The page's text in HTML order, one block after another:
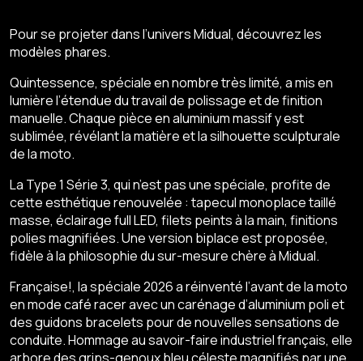
Pour se projeter dans l’univers Midual, découvrez les
modèles phares.
Quintessence, spéciale en nombre très limité, a mis en
lumière l’étendue du travail de polissage et de finition
manuelle. Chaque pièce en aluminium massif y est
sublimée, révélant la matière et la silhouette sculpturale
de la moto.
La Type 1 Série 3, qui n’est pas une spéciale, profite de
cette esthétique renouvelée : tapecul monoplace taillé
masse, éclairage full LED, filets peints à la main, finitions
polies magnifiées. Une version biplace est proposée,
fidèle à la philosophie du sur-mesure chère à Midual.
Française!, la spéciale 2026 a réinventé l’avant de la moto
en mode café racer avec un carénage d’aluminium poli et
des guidons bracelets pour de nouvelles sensations de
conduite. Hommage au savoir-faire industriel français, elle